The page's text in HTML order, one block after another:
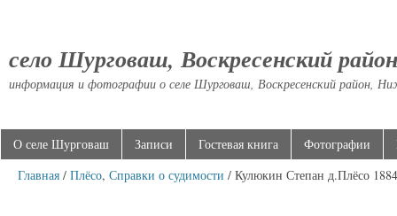
село Шурговаш, Воскресенский район
информация и фотографии о селе Шурговаш, Воскресенский район,
О селе Шурговаш Записи Гостевая книга Фотографии
Главная / Плёсо, Справки о судимости / Кулюкин Степан д.Плёсо